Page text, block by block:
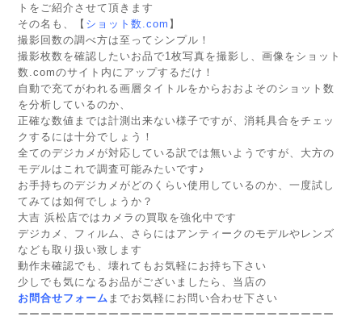
トをご紹介させて頂きます
その名も、【 ショット数.com 】
撮影回数の調べ方は至ってシンプル！
撮影枚数を確認したいお品で1枚写真を撮影し、画像をショット
数.comのサイト内にアップするだけ！
自動で充てがわれる画層タイトルをからおおよそのショット数
を分析しているのか、
正確な数値までは計測出来ない様子ですが、消耗具合をチェッ
クするには十分でしょう！
全てのデジカメが対応している訳では無いようですが、大方の
モデルはこれで調査可能みたいです♪
お手持ちのデジカメがどのくらい使用しているのか、一度試し
てみては如何でしょうか？
大吉 浜松店ではカメラの買取を強化中です
デジカメ、フィルム、さらにはアンティークのモデルやレンズ
なども取り扱い致します
動作未確認でも、壊れてもお気軽にお持ち下さい
少しでも気になるお品がございましたら、当店の
お問合せフォーム までお気軽にお問い合わせ下さい
ーーーーーーーーーーーーーーーーーーーーーーーーーーーー